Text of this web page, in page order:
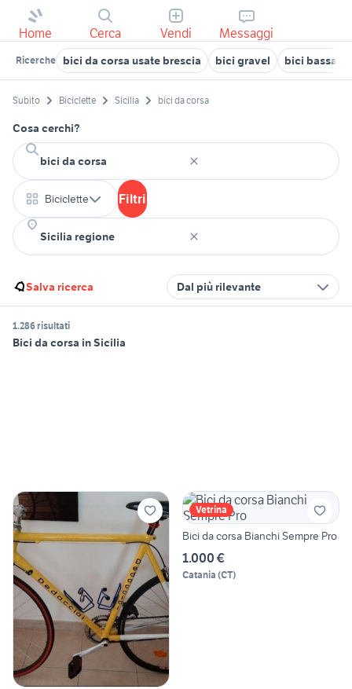
Home Cerca Vendi Messaggi
Ricerche bici da corsa usate brescia bici gravel bici
Subito Biciclette Sicilia bici da corsa
Cosa cerchi?
Biciclette Filtri
Salva ricerca Dal più rilevante
1.286 risultati
Bici da corsa in Sicilia
Vetrina
Bici da corsa Bianchi Sempre Pro
1.000 €
Catania (CT)